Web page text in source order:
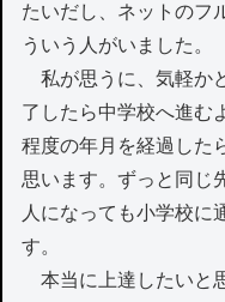
たいだし、ネットのフ
ういう人がいました。
私が思うに、気軽か
了したら中学校へ進む
程度の年月を経過した
思います。ずっと同じ
人になっても小学校に
す。
本当に上達したいと